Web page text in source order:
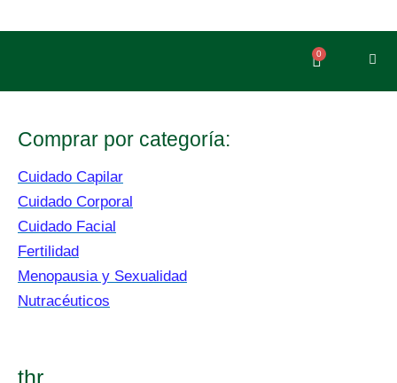
contenido
0
Carrito
Comprar por categoría:
Cuidado Capilar
Cuidado Corporal
Cuidado Facial
Fertilidad
Menopausia y Sexualidad
Nutracéuticos
thr